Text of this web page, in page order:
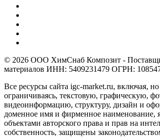
© 2026 ООО ХимСнаб Композит -
материалов ИНН: 5409231479 ОГРН:
Все ресурсы сайта igc-market.ru, включая,
ограничиваясь, текстовую, графическую,
видеоинформацию, структуру, дизайн и
доменное имя и фирменное наименование,
объектами авторского права и прав на
собственность, защищены